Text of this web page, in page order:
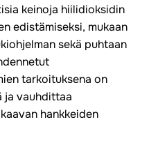
keinoja hiilidioksidin
edistämiseksi, mukaan
sekä puhtaan
tarkoituksena on
ja vauhdittaa
hankkeiden